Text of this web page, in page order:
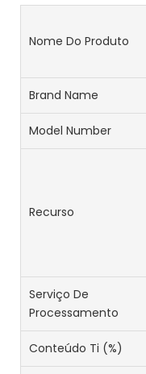
Nome Do Produto
Brand Name
Model Number
Recurso
Serviço De
Processamento
Conteúdo Ti (%)